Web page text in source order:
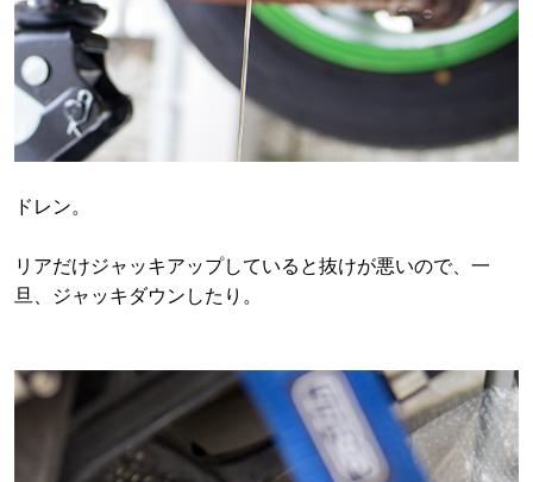
ドレン。
リアだけジャッキアップしていると抜けが悪いので、一
旦、ジャッキダウンしたり。